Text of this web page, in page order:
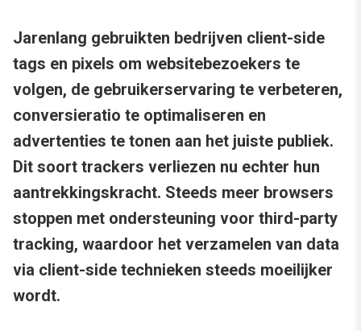
Jarenlang gebruikten bedrijven client-side
tags en pixels om websitebezoekers te
volgen, de gebruikerservaring te verbeteren,
conversieratio te optimaliseren en
advertenties te tonen aan het juiste publiek.
Dit soort trackers verliezen nu echter hun
aantrekkingskracht. Steeds meer browsers
stoppen met ondersteuning voor third-party
tracking, waardoor het verzamelen van data
via client-side technieken steeds moeilijker
wordt.